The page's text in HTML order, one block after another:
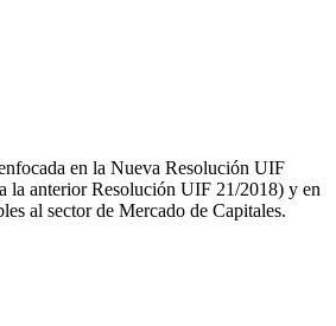
en la Nueva Resolución UIF
la anterior Resolución UIF 21/2018) y en
al sector de Mercado de Capitales.